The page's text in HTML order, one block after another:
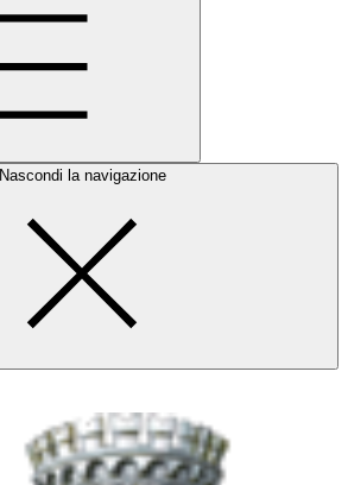
Nascondi la navigazione